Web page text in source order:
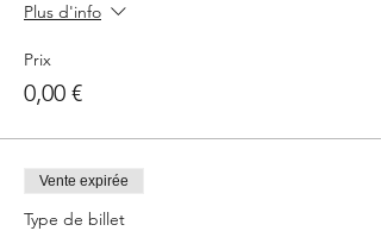
Plus d'info
Prix
0,00 €
Vente expirée
Type de billet